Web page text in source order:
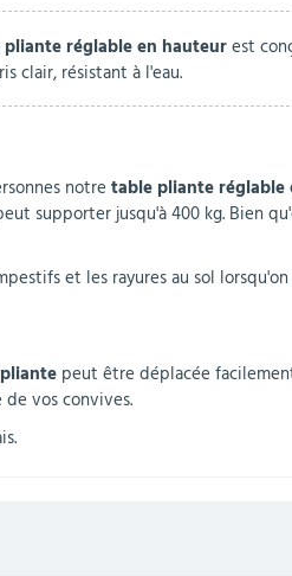
réglable en hauteurest
clair, résistant à l'eau.
notre table pliante réglable
supporter jusqu'à 400 kg. Bien
et les rayures au sol
peut être déplacée
vos convives.